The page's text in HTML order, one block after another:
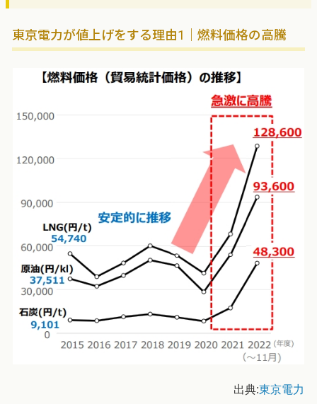
東京電力が値上げをする理由1｜燃料価格の高騰
出典:東京電力